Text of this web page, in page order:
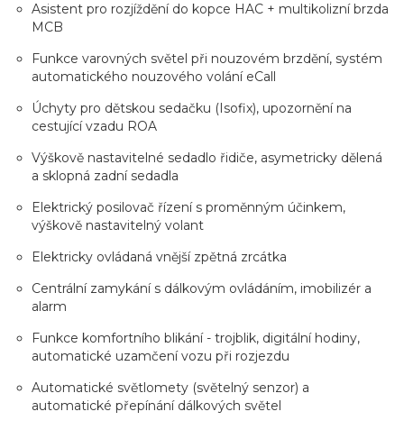
Asistent pro rozjíždění do kopce HAC + multikolizní brzda
MCB
Funkce varovných světel při nouzovém brzdění, systém
automatického nouzového volání eCall
Úchyty pro dětskou sedačku (Isofix), upozornění na
cestující vzadu ROA
Výškově nastavitelné sedadlo řidiče, asymetricky dělená
a sklopná zadní sedadla
Elektrický posilovač řízení s proměnným účinkem,
výškově nastavitelný volant
Elektricky ovládaná vnější zpětná zrcátka
Centrální zamykání s dálkovým ovládáním, imobilizér a
alarm
Funkce komfortního blikání - trojblik, digitální hodiny,
automatické uzamčení vozu při rozjezdu
Automatické světlomety (světelný senzor) a
automatické přepínání dálkových světel